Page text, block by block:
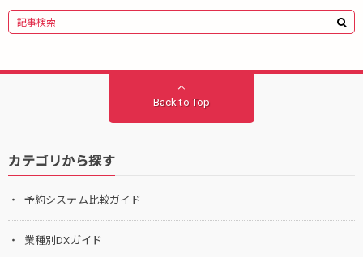
Back to Top
カテゴリから探す
予約システム比較ガイド
業種別DXガイド